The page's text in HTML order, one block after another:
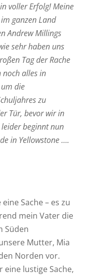
voller Erfolg! Meine
ganzen Land
Andrew Millings
sehr haben uns
Tag der Rache
noch alles in
die
zu
Tür, bevor wir in
beginnt nun
in Yellowstone ….
Sache – es zu
mein Vater die
Süden
Mutter, Mia
Norden vor.
lustige Sache,